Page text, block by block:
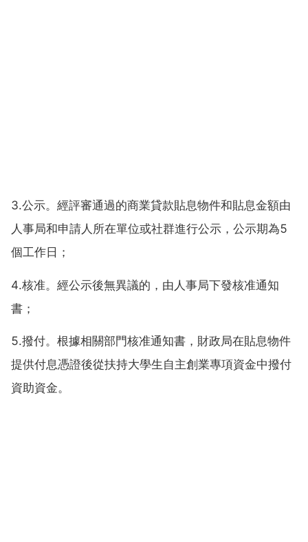
3.公示。經評審通過的商業貸款貼息物件和貼息金額由
人事局和申請人所在單位或社群進行公示，公示期為5
個工作日；
4.核准。經公示後無異議的，由人事局下發核准通知
書；
5.撥付。根據相關部門核准通知書，財政局在貼息物件
提供付息憑證後從扶持大學生自主創業專項資金中撥付
資助資金。